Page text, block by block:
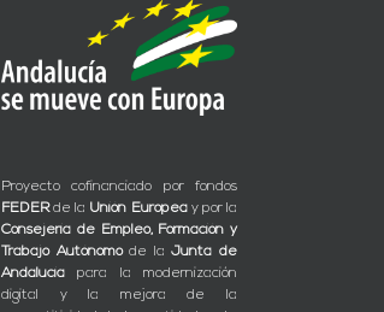
Proyecto cofinanciado por fondos
FEDERde la Unión Europeay por la
Consejería de Empleo, Formación y
Trabajo Autónomode laJunta de
Andalucía para la modernización
digital y la mejora de la